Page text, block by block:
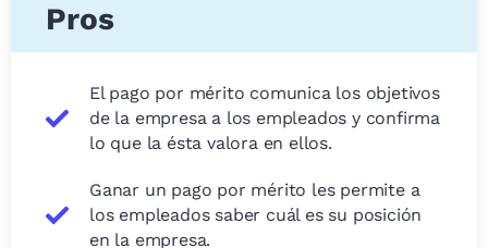
Pros
El pago por mérito comunica los objetivos
de la empresa a los empleados y confirma
lo que la ésta valora en ellos.
Ganar un pago por mérito les permite a
los empleados saber cuál es su posición
en la empresa.